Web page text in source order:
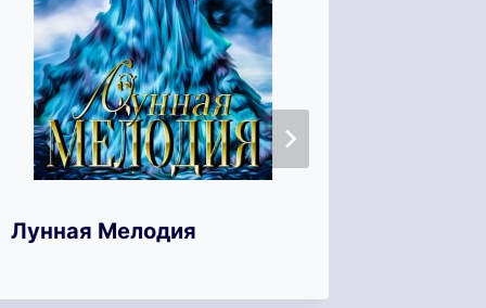
Лунная Мелодия